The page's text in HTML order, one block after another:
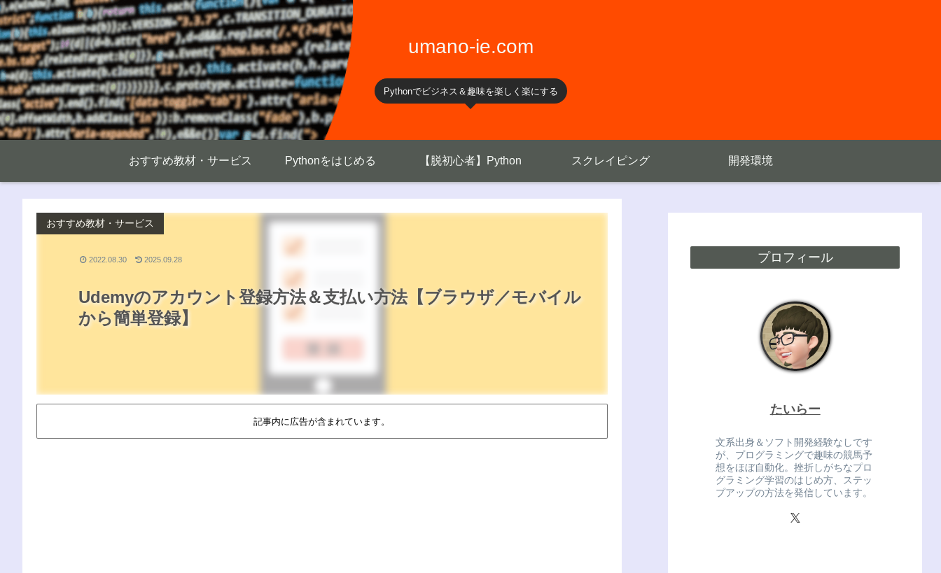
umano-ie.com
Pythonでビジネス＆趣味を楽しく楽にする
おすすめ教材・サービス Pythonをはじめる 【脱初心者】Python スクレイピング 開発環境
Udemyのアカウント登録方法＆支払い方法【ブラウザ／モバイル
から簡単登録】
おすすめ教材・サービス
2022.08.30 2025.09.28
記事内に広告が含まれています。
プロフィール
たいらー
文系出身＆ソフト開発経験なしです
が、プログラミングで趣味の競馬予
想をほぼ自動化。挫折しがちなプロ
グラミング学習のはじめ方、ステッ
プアップの方法を発信しています。